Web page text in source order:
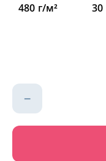
480 г/м² 30
−